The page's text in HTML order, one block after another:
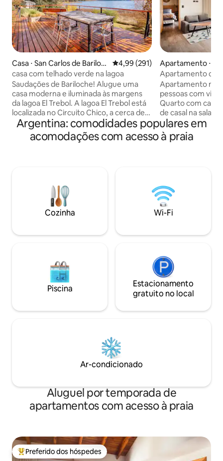
Casa ⋅ San Carlos de Bariloc
he
4,99 de uma avaliação média de
4,99 (291)
casa com telhado verde na lagoa
Saudações de Bariloche! Alugue uma
casa moderna e iluminada às margens
da lagoa El Trebol. A lagoa El Trebol está
localizada no Circuito Chico, a cerca de
30 minutos de carro do centro de
Bariloche. Quando encontrado no
Circuito Chico, você está a poucos km
mirante: 3 km - Distância da Península de
San Pedro: 4 km - Distância até Cerro
Catedral: 20 km Se você não tem
transporte próprio, há transporte
da casa e um aluguel de bicicletas a 20
WI-FI . Banheiro privativo com vista para
português (idioma nativo). Fique à
vontade para entrar em contato
fazer sua reserva! Não vejo a hora de
Apartamento ⋅
e Bariloche
Apartamento
praia
Apartamento no
pessoas com
Quarto com
de casal na sala
completo com
fogão
geladeira com
churrasqueira
comum.
radiante. Estacionamento coberto.
Acesso privativo
Argentina: comodidades populares em
acomodações com acesso à praia
Cozinha Wi-Fi
Piscina
Estacionamento
gratuito no local
Ar-condicionado
Aluguel por temporada de
apartamentos com acesso à praia
Entre os melhores preferidos dos hóspedes
Preferido dos hóspedes